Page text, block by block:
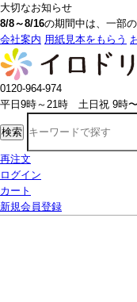
大切なお知らせ
8/8～8/16の期間中は、一部
会社案内 用紙見本をもらう
0120-964-974
平日9時～21時 土日祝 9時
検索
再注文
ログイン
カート
新規会員登録